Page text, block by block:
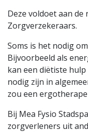
Deze voldoet aan de
Zorgverzekeraars.
Soms is het nodig
Bijvoorbeeld als
kan een diëtiste
nodig zijn in
zou een
Bij Mea Fysio
zorgverleners uit